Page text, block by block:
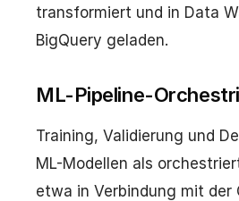
transformiert und in Data
BigQuery geladen.
ML-Pipeline-
Training, Validierung und
ML-Modellen als
etwa in Verbindung mit der